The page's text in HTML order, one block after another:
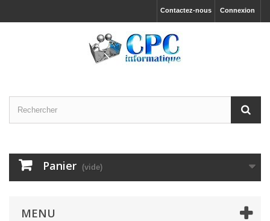
Connexion
Contactez-nous
Panier (vide)
MENU